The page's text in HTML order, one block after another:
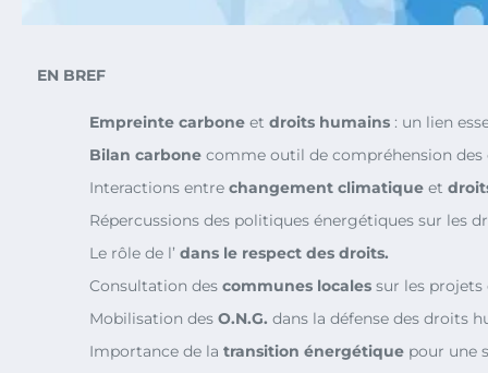
EN BREF
Empreinte carbone et droits humains : un lien
Bilan carbone comme outil de compréhension des
Interactions entre changement climatique et
Répercussions des politiques énergétiques sur les
Le rôle de l’ dans le respect des droits.
Consultation des communes locales sur les
Mobilisation des O.N.G. dans la défense des droits
Importance de la transition énergétique pour une